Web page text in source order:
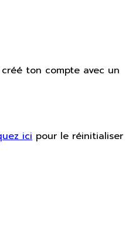
ton compte avec un
ici pour le réinitialiser